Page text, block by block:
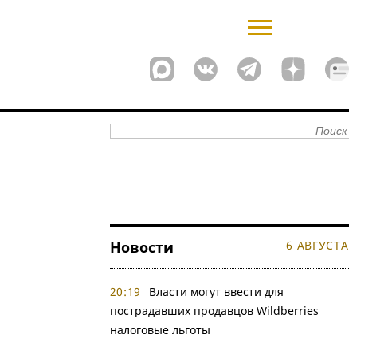
Новости 6 АВГУСТА
20:19
Власти могут ввести для
пострадавших продавцов Wildberries
налоговые льготы